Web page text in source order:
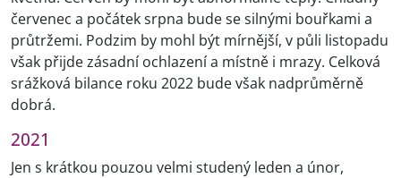
červenec a počátek srpna bude se silnými bouřkami a
průtržemi. Podzim by mohl být mírnější, v půli listopadu
však přijde zásadní ochlazení a místně i mrazy. Celková
srážková bilance roku 2022 bude však nadprůměrně
dobrá.
2021
Jen s krátkou pouzou velmi studený leden a únor,